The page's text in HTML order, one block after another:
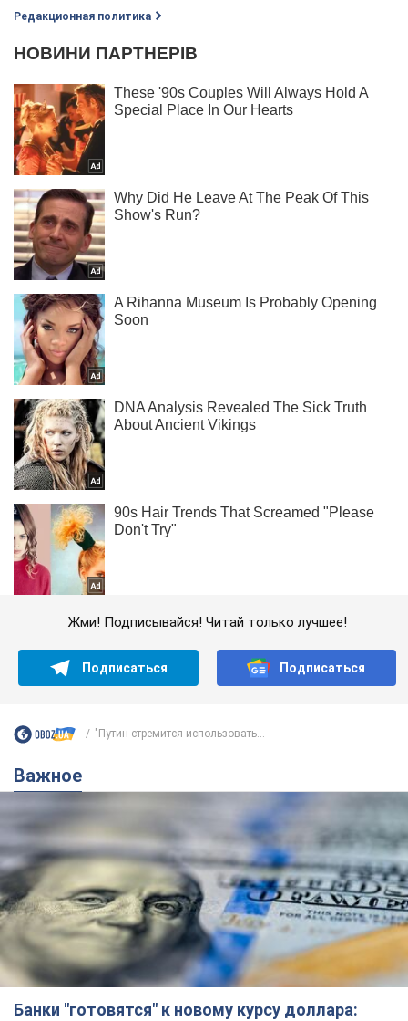
Редакционная политика
Жми! Подписывайся! Читай только лучшее!
Подписаться Подписаться
"Путин стремится использовать...
Важное
Банки "готовятся" к новому курсу доллара: